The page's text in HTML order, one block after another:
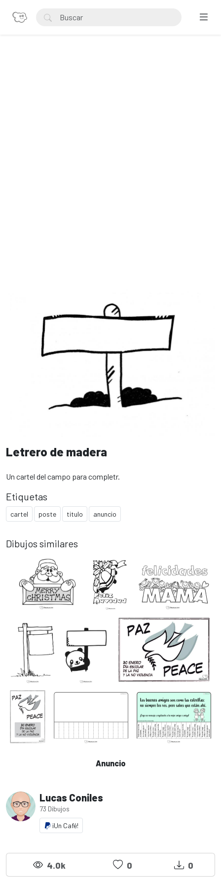
Letrero de madera
Un cartel del campo para completr.
Etiquetas
cartel poste titulo anuncio
Dibujos similares
Anuncio
Lucas Coniles
73 Dibujos
¡Un Café!
4.0k 0 0